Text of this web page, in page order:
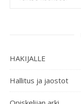
HAKIJALLE
Hallitus ja jaostot